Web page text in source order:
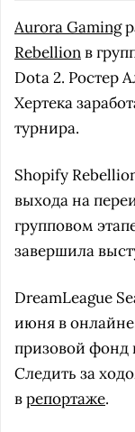
Aurora Gaming
Rebellionв
Dota 2. Ростер
Хертека
турнира.
Shopify
выхода на
групповом
завершила
DreamLeague
июня в
призовой фонд
Следить за
врепортаже.